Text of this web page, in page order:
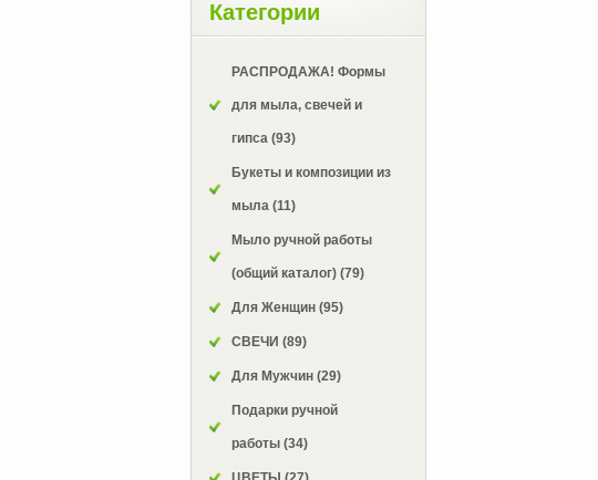
Категории
РАСПРОДАЖА! Формы
для мыла, свечей и
гипса (93)
Букеты и композиции из
мыла (11)
Мыло ручной работы
(общий каталог) (79)
Для Женщин (95)
СВЕЧИ (89)
Для Мужчин (29)
Подарки ручной
работы (34)